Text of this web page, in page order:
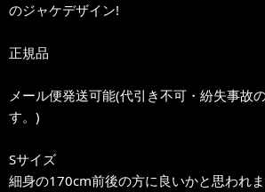
のジャケデザイン!
正規品
メール便発送可能(代引き不可・紛失事故
す。)
Sサイズ
細身の170cm前後の方に良いかと思われ